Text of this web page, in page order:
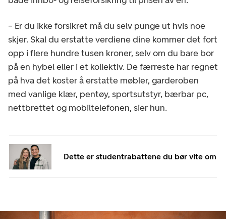
– Er du ikke forsikret må du selv punge ut hvis noe
skjer. Skal du erstatte verdiene dine kommer det fort
opp i flere hundre tusen kroner, selv om du bare bor
på en hybel eller i et kollektiv. De færreste har regnet
på hva det koster å erstatte møbler, garderoben
med vanlige klær, pentøy, sportsutstyr, bærbar pc,
nettbrettet og mobiltelefonen, sier hun.
Dette er studentrabattene du bør vite om